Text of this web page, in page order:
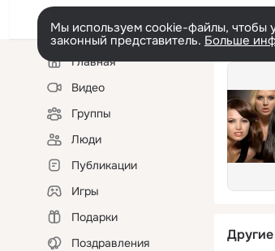
Мы используем cookie-файлы, чтобы
законный представитель. Больше
Левая
колонкаГлавная
Видео
Группы
Люди
Публикации
Игры
Подарки
Поздравления